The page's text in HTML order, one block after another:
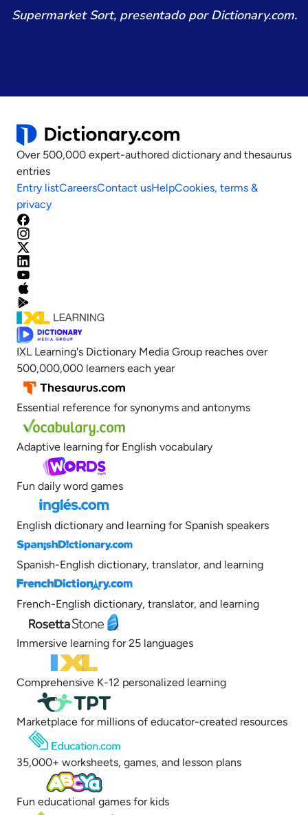
Supermarket Sort, presentado por Dictionary.com.
Over 500,000 expert-authored dictionary and thesaurus
entries
Entry listCareersContact usHelpCookies, terms &
privacy
IXL Learning's Dictionary Media Group reaches over
500,000,000 learners each year
Essential reference for synonyms and antonyms
Adaptive learning for English vocabulary
Fun daily word games
English dictionary and learning for Spanish speakers
Spanish-English dictionary, translator, and learning
French-English dictionary, translator, and learning
Immersive learning for 25 languages
Comprehensive K-12 personalized learning
Marketplace for millions of educator-created resources
35,000+ worksheets, games, and lesson plans
Fun educational games for kids